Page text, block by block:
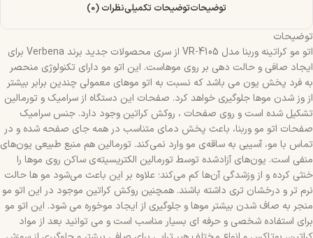
توضیحاتتوضیحات تکمیلینظرات (0)
توضیحات
اتو مو کراتینه وربنا مدل VR-4105 از سری محصولات جدید برند Verbena برای
ایجاد صافی و حالت دهی بر روی موهاست. این اتو مو دارای تکنولوژی منحصر
به فرد پخش یون می باشد که نسبت به اتو موهای معمولی چندین برابر بیشتر
از وز شدن موها جلوگیری خواهد کرد. صفحات این دستگاه از سرامیک و تورمالین
تشکیل شده است و روی صفحات ، روکش کراتین وجود دارد. جنس سرامیک
صفحات اتو مو وربنا، باعث پخش دمای متناسب در همه جای صفحه شده و در
تماس با مو، آسیبی به ساقه‌ی مو وارد نمی‌کند. تورمالین هم منبع طبیعی یون‌های
منفی است. یون‌های آزادشده توسط تورمالین الکتریسیته‌ی ساکن روی موها را
خنثی کرده و از وزشدگی آن‌ها کم می‌کند؛ علاوه ‌بر این باعث می‌شود مو ها حالت
نرم ‌تر و درخشان‌ تری داشته باشند. همچنین روکش کراتین موجود در این اتو مو
منجر به صاف شدن بیشتر موها و جلوگیری از ایجاد موخوره می شود. این اتو مو
برای استفاده شخصی و حرفه ای بسیار مناسب است و می توانید بعد از مواد